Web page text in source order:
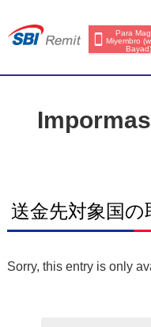
Para
Miyembro
Bayad)
送金先対象国
Sorry, this entry is only